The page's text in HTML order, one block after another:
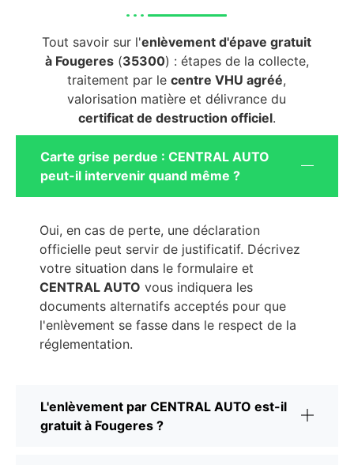
Tout savoir sur l'enlèvement d'épave gratuit
à Fougeres(35300) : étapes de la collecte,
traitement par lecentre VHU agréé,
valorisation matière et délivrance du
certificat de destruction officiel.
Carte grise perdue : CENTRAL AUTO
peut-il intervenir quand même ?
Oui, en cas de perte, une déclaration
officielle peut servir de justificatif. Décrivez
votre situation dans le formulaire et
CENTRAL AUTO vous indiquera les
documents alternatifs acceptés pour que
l'enlèvement se fasse dans le respect de la
réglementation.
L'enlèvement par CENTRAL AUTO est-il
gratuit à Fougeres ?